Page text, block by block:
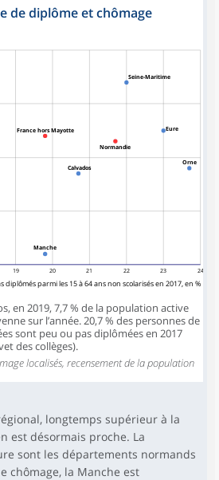
de diplôme et chômage
19 20 21 22 23 24
diplômés parmi les 15 à 64 ans non scolarisés en 2017, en %
Calvados
Eure
Manche
Orne
Seine-Maritime
Normandie
France hors Mayotte
en 2019, 7,7 % de la population active
sur l’année. 20,7 % des personnes de
sont peu ou pas diplômées en 2017
des collèges).
localisés, recensement de la population
longtemps supérieur à la
est désormais proche. La
sont les départements normands
chômage, la Manche est